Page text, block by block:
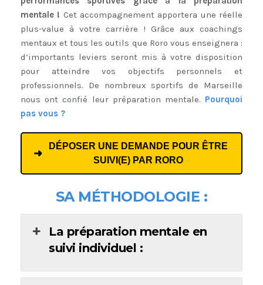
mentale ! Cet accompagnement apportera une réelle
plus-value à votre carrière ! Grâce aux coachings
mentaux et tous les outils que Roro vous enseignera :
d’importants leviers seront mis à votre disposition
pour atteindre vos objectifs personnels et
professionnels. De nombreux sportifs de Marseille
nous ont confié leur préparation mentale. Pourquoi
pas vous ?
DÉPOSER UNE DEMANDE POUR ÊTRE
SUIVI(E) PAR RORO
SA MÉTHODOLOGIE :
La préparation mentale en
suivi individuel :